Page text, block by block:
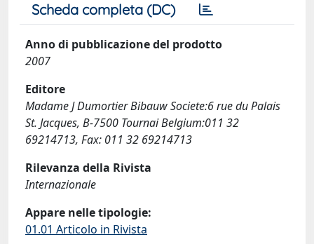
Scheda completa (DC)
Anno di pubblicazione del prodotto
2007
Editore
Madame J Dumortier Bibauw Societe:6 rue du Palais
St. Jacques, B-7500 Tournai Belgium:011 32
69214713, Fax: 011 32 69214713
Rilevanza della Rivista
Internazionale
Appare nelle tipologie:
01.01 Articolo in Rivista